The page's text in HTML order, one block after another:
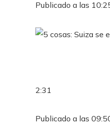
Publicado a las
2:31
Publicado a las